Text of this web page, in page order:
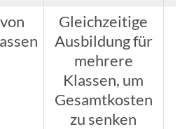
Gleichzeitige
Ausbildung für
mehrere
Klassen, um
Gesamtkosten
zu senken